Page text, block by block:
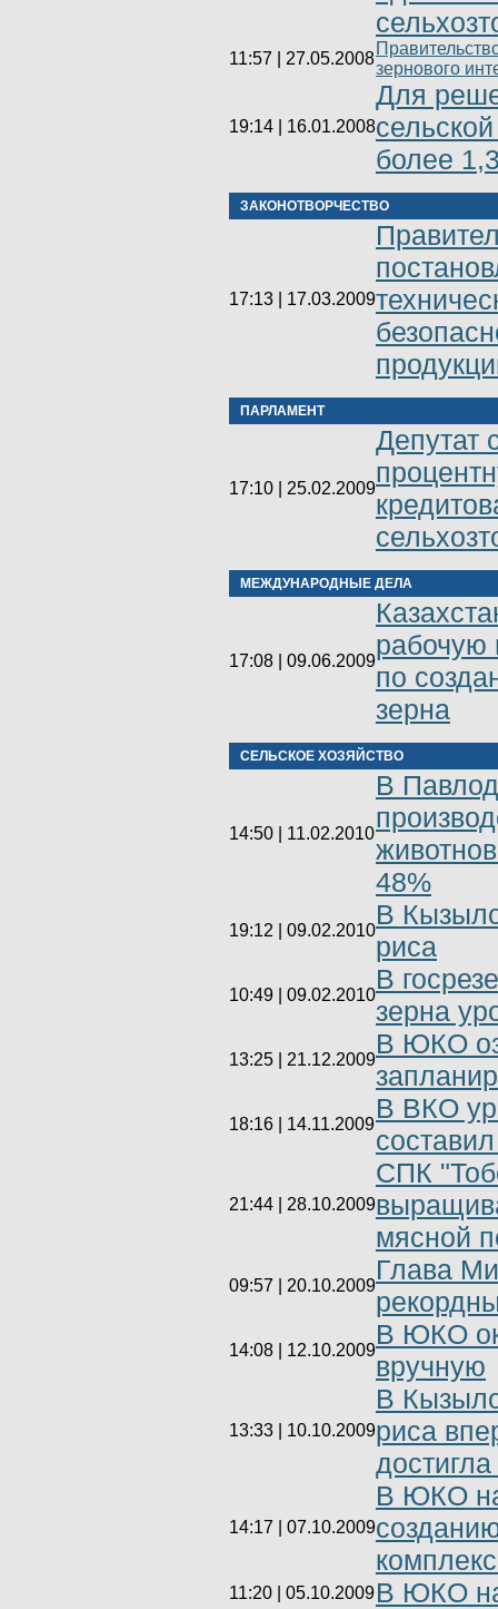
11:57 | 27.05.2008
зернового
19:14 | 16.01.2008
Для
более
ЗАКОНОТВОРЧЕСТВО
17:13 | 17.03.2009
ПАРЛАМЕНТ
17:10 | 25.02.2009
Депутат
МЕЖДУНАРОДНЫЕ ДЕЛА
17:08 | 09.06.2009
рабочую
по
зерна
СЕЛЬСКОЕ ХОЗЯЙСТВО
14:50 | 11.02.2010
В
48%
19:12 | 09.02.2010
В
риса
10:49 | 09.02.2010
В
зерна
13:25 | 21.12.2009
В ЮКО
18:16 | 14.11.2009
В ВКО
21:44 | 28.10.2009
СПК
мясной
09:57 | 20.10.2009
Глава
14:08 | 12.10.2009
В ЮКО
вручную
13:33 | 10.10.2009
В
риса
14:17 | 07.10.2009
В ЮКО
11:20 | 05.10.2009В ЮКО